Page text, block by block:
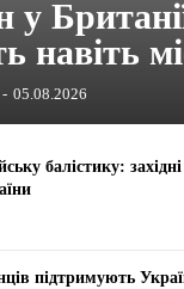
у
навіть
- 05.08.2026
балістику:
підтримують